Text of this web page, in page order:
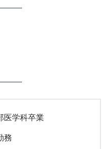
学科卒業
務